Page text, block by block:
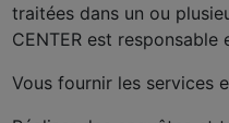
traitées dans un ou
CENTER est
Vous fournir les services